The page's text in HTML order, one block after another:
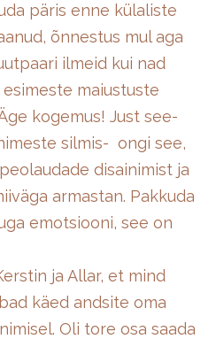
päris enne külaliste
õnnestus mul aga
ilmeid kui nad
maiustuste
kogemus! Just see-
silmis- ongi see,
disainimist ja
armastan. Pakkuda
emotsiooni, see on
ja Allar, et mind
käed andsite oma
Oli tore osa saada